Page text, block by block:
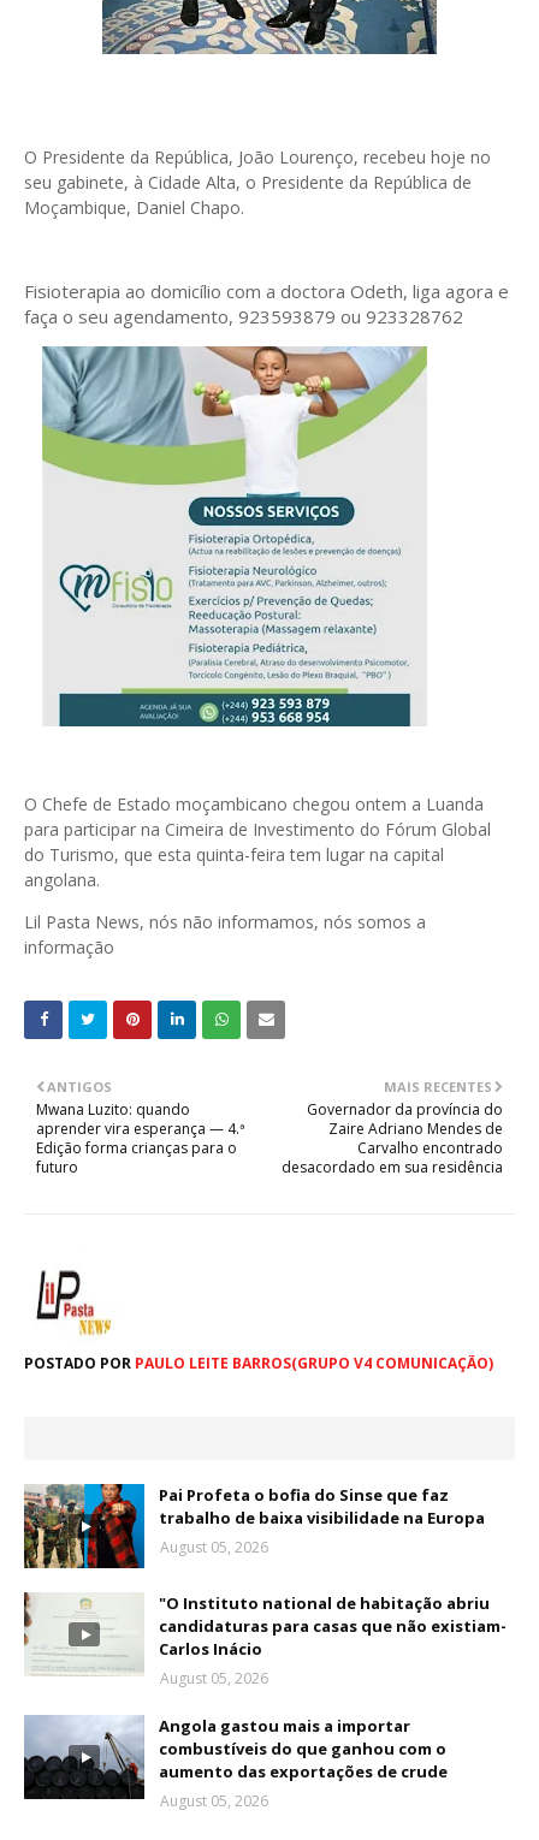
O Presidente da República, João Lourenço, recebeu hoje no
seu gabinete, à Cidade Alta, o Presidente da República de
Moçambique, Daniel Chapo.
Fisioterapia ao domicílio com a doctora Odeth, liga agora e
faça o seu agendamento, 923593879 ou 923328762
O Chefe de Estado moçambicano chegou ontem a Luanda
para participar na Cimeira de Investimento do Fórum Global
do Turismo, que esta quinta-feira tem lugar na capital
angolana.
Lil Pasta News, nós não informamos, nós somos a
informação
MAIS RECENTES
Governador da província do
Zaire Adriano Mendes de
Carvalho encontrado
desacordado em sua residência
ANTIGOS
Mwana Luzito: quando
aprender vira esperança — 4.ª
Edição forma crianças para o
futuro
POSTADO POR PAULO LEITE BARROS(GRUPO V4 COMUNICAÇÃO)
Pai Profeta o bofia do Sinse que faz
trabalho de baixa visibilidade na Europa
August 05, 2026
"O Instituto national de habitação abriu
candidaturas para casas que não existiam-
Carlos Inácio
August 05, 2026
Angola gastou mais a importar
combustíveis do que ganhou com o
aumento das exportações de crude
August 05, 2026